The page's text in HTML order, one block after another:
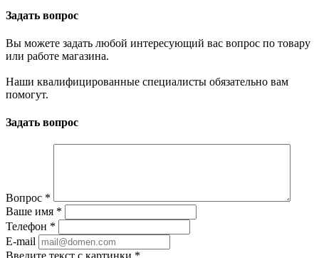
Задать вопрос
Вы можете задать любой интересующий вас вопрос по товару
или работе магазина.
Наши квалифицированные специалисты обязательно вам
помогут.
Задать вопрос
Вопрос *
Ваше имя *
Телефон *
E-mail